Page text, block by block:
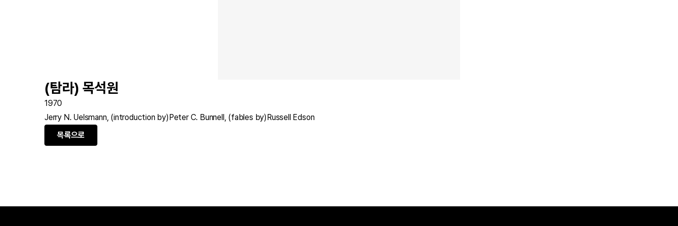
(탐라) 목석원
1970
Jerry N. Uelsmann, (introduction by)Peter C. Bunnell, (fables by)Russell Edson
목록으로